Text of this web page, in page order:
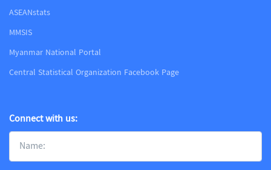
ASEANstats
MMSIS
Myanmar National Portal
Central Statistical Organization Facebook Page
Connect with us: